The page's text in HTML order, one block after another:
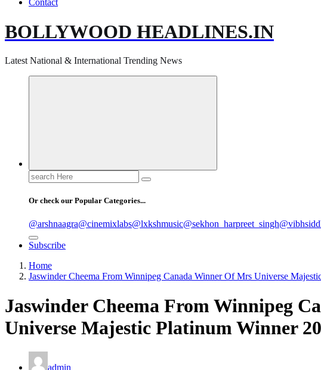
Contact
BOLLYWOOD HEADLINES.IN
Latest National & International Trending News
Search
for:
Or check our Popular Categories...
@arshnaagra@cinemixlabs@lxkshmusic@sekhon_harpreet_singh
Subscribe
Home
Jaswinder Cheema From Winnipeg Canada Winner Of Mrs Universe
Jaswinder Cheema From Winnipeg
Universe Majestic Platinum Winner
admin